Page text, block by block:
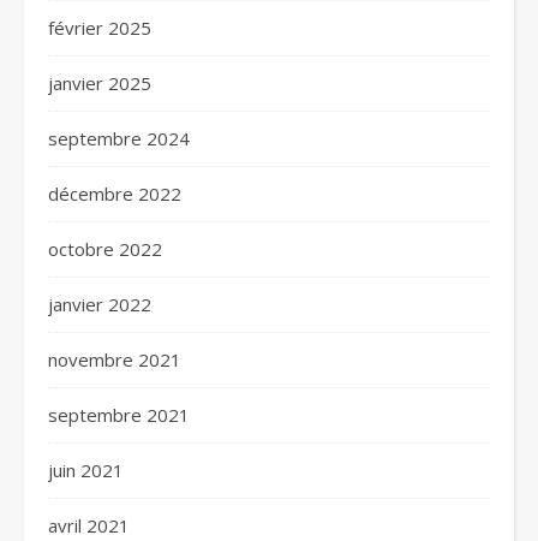
février 2025
janvier 2025
septembre 2024
décembre 2022
octobre 2022
janvier 2022
novembre 2021
septembre 2021
juin 2021
avril 2021